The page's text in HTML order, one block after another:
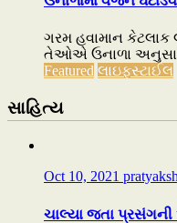
ગરમ હવામાન
તેઓએ ઉનાળા અનુસાર
Featured લાઇફસ્ટાઈલ
સાહિત્ય
Oct 10, 2021
ચાલ્યા જતા